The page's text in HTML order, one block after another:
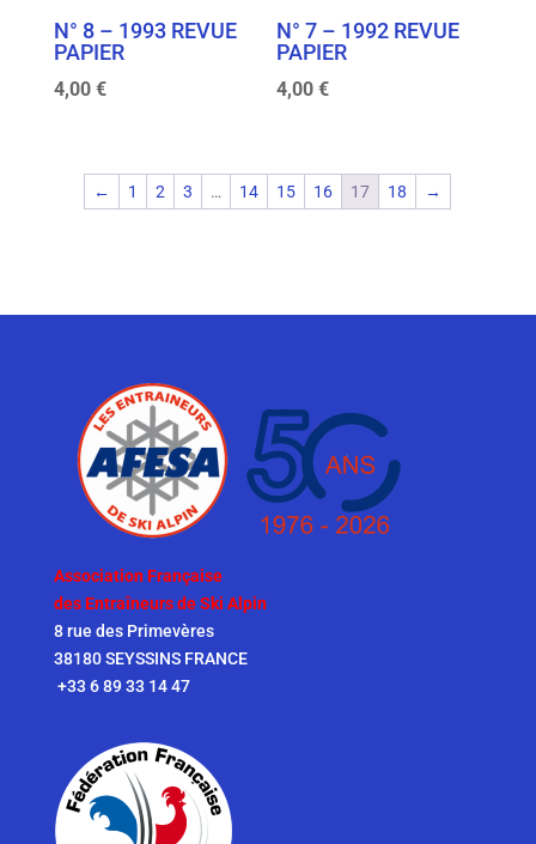
N° 8 – 1993 REVUE
PAPIER
4,00 €
N° 7 – 1992 REVUE
PAPIER
4,00€
← 1 2 3 … 14 15 16 17 18 →
Association Française
des Entraîneurs de Ski Alpin
8 rue des Primevères
38180 SEYSSINS FRANCE
+33 6 89 33 14 47